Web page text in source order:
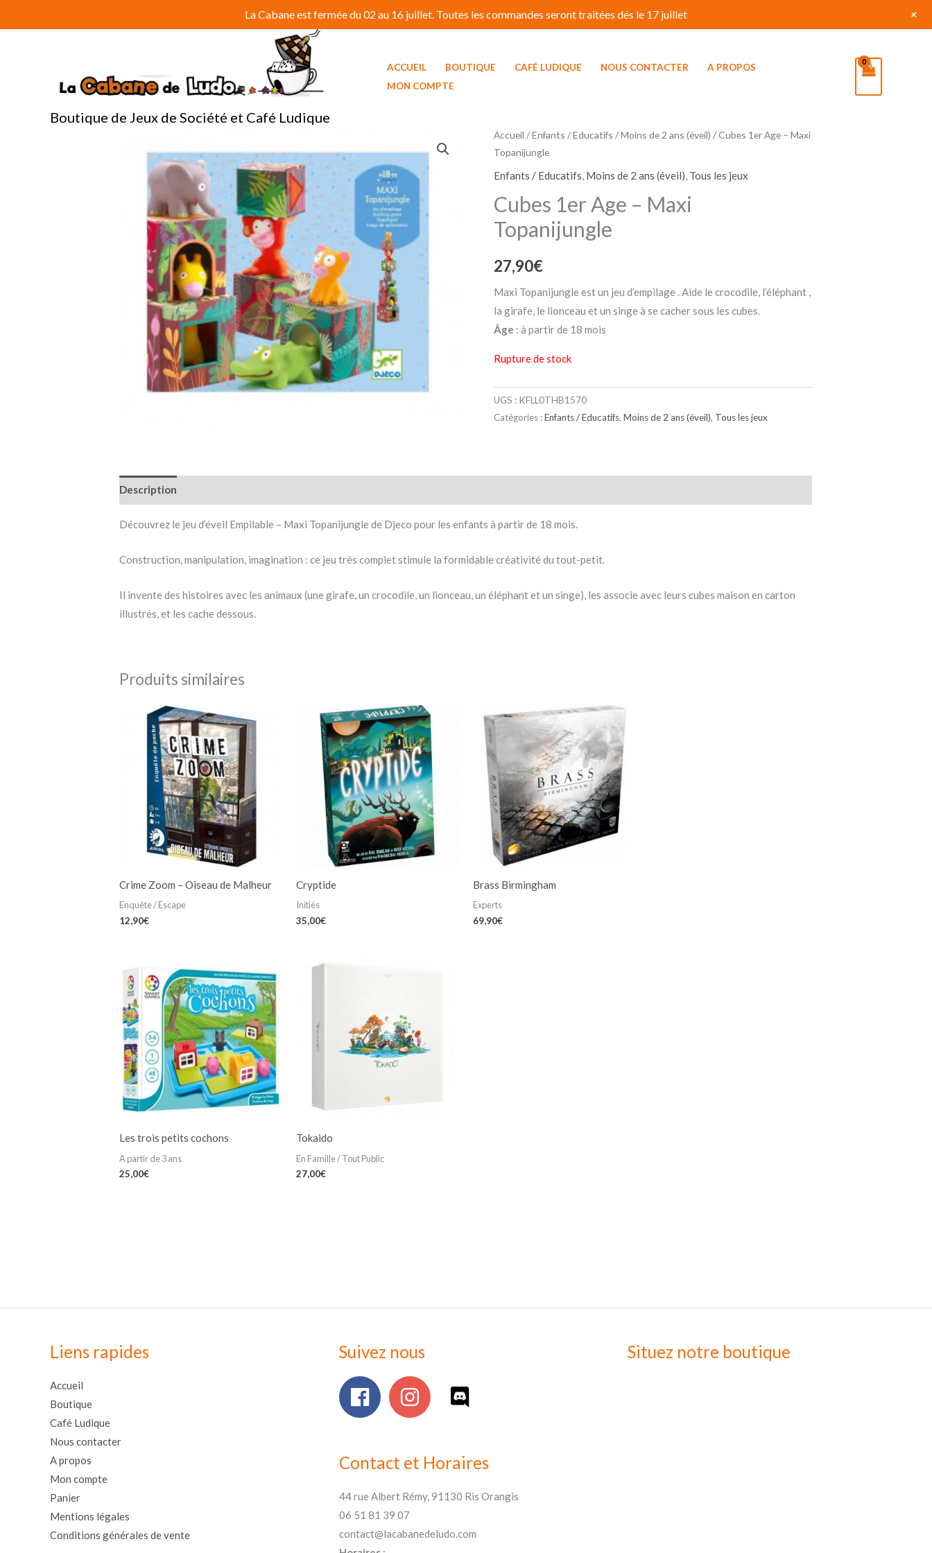
au
Boutique de Jeux de Société et Café Ludique
ACCUEIL BOUTIQUE CAFÉ LUDIQUE NOUS CONTACTER
A PROPOS
MON COMPTE
Accueil /Enfants / Educatifs /Moins de 2 ans (éveil) / Cubes 1er Age – Maxi
Topanijungle
Enfants / Educatifs, Moins de 2 ans (éveil), Tous les jeux
Cubes 1er Age – Maxi
Topanijungle
27,90€
Maxi Topanijungle est un jeu d’empilage . Aide le crocodile, l’éléphant ,
la girafe, le lionceau et un singe à se cacher sous les cubes.
Âge : à partir de 18 mois
Rupture de stock
UGS : KFLL0THB1570
Catégories :Enfants / Educatifs, Moins de 2 ans (éveil), Tous les jeux
Description
Découvrez le jeu d’éveil Empilable – Maxi Topanijungle de Djeco pour les enfants à partir de 18 mois.
Construction, manipulation, imagination : ce jeu très complet stimule la formidable créativité du tout-petit.
Il invente des histoires avec les animaux (une girafe, un crocodile, un lionceau, un éléphant et un singe), les associe avec leurs cubes maison en carton
illustrés, et les cache dessous.
Produits similaires
Crime Zoom – Oiseau de Malheur
Enquête / Escape
12,90€
Cryptide
Initiés
35,00€
Brass Birmingham
Experts
69,90€
Les trois petits cochons
A partir de 3 ans
25,00€
Tokaido
En Famille / Tout Public
27,00€
Liens rapides
Accueil
Boutique
Café Ludique
Nous contacter
A propos
Mon compte
Panier
Mentions légales
Conditions générales de vente
Suivez nous
Contact et Horaires
44 rue Albert Rémy, 91130 Ris Orangis
06 51 81 39 07
contact@lacabanedeludo.com
Situez notre boutique
La Cabane est fermée du 02 au 16 juillet. Toutes les commandes seront traitées dés le 17 juillet +